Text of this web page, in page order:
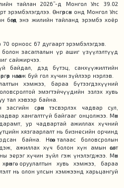
тайлан 2026”-д Монгол Улс 39.02
эрэмбэлэгдлээ. Өнгөрсөн онд Монгол Улс
энэ жилийн тайланд эрэмбэ хоёр
орноос 67 дугаарт эрэмбэлэгдэв.
засаглалын үр ашиг үзүүлэлтүүд
сайжирчээ.
байдал, дэд бүтэц, санхүүжилтийн
нөлөөлж буй гол хүчин зүйлээр нэрлэв.
хэмжээ, бараа бүтээгдэхүүний
эмэгтэйчүүдийн эзлэх хувь
тал хэвээр байна.
сөрөн тэсвэрлэх чадвар сул,
чадвар хангалтгүй байгааг онцолжээ. Мөн
ур чадвартай ажиллах хүчний
хязгаарлалт нь бизнесийн орчинд
байна. Нөгөө талаас боловсролын
ажиллах хүч болон хүн амын өсөлт
эерэг хүчин зүйл гэж үнэлэгджээ. Мөн
оруулалтын хувь хэмжээ, бараа
нь олон улсын хэмжээнд харьцангуй